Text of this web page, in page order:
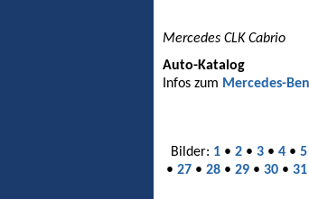
Mercedes CLK Cabrio
Auto-Katalog
Infos zum Mercedes-
Bilder: 1 • 2 • 3 • 4 • 5
• 27 • 28 • 29 • 30 • 31